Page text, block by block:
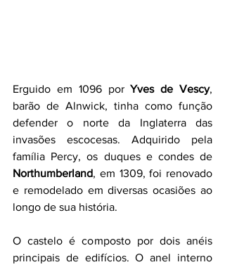
Erguido em 1096 por Yves de Vescy,
barão de Alnwick, tinha como função
defender o norte da Inglaterra das
invasões escocesas. Adquirido pela
Northumberland, em 1309, foi renovado
e remodelado em diversas ocasiões ao
longo de sua história.
O castelo é composto por dois anéis
principais de edifícios. O anel interno